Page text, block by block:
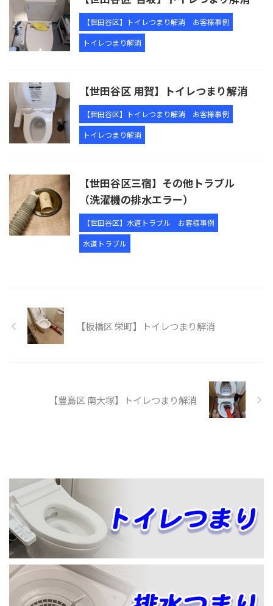
【世田谷区】トイレつまり解消
お客様事例
トイレつまり解消
【世田谷区 用賀】トイレつまり解消
【世田谷区】トイレつまり解消
お客様事例
トイレつまり解消
【世田谷区三宿】その他トラブル
（洗濯機の排水エラー）
【世田谷区】水道トラブル
お客様事例
水道トラブル
【板橋区 栄町】トイレつまり解消
【豊島区 南大塚】トイレつまり解消